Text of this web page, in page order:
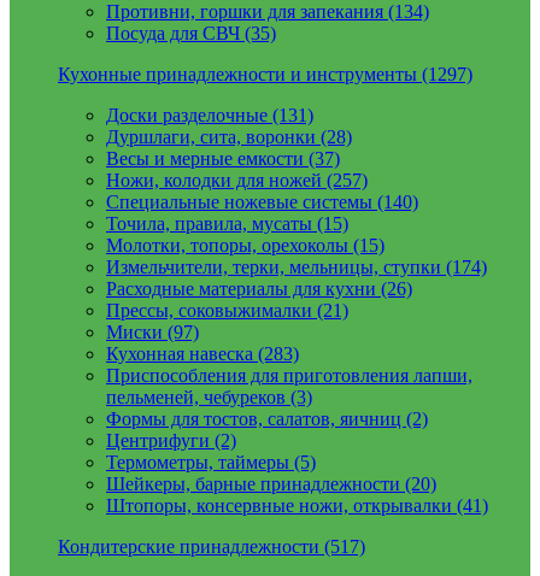
Противни, горшки для запекания (134)
Посуда для СВЧ (35)
Кухонные принадлежности и инструменты (1297)
Доски разделочные (131)
Дуршлаги, сита, воронки (28)
Весы и мерные емкости (37)
Ножи, колодки для ножей (257)
Специальные ножевые системы (140)
Точила, правила, мусаты (15)
Молотки, топоры, орехоколы (15)
Измельчители, терки, мельницы, ступки (174)
Расходные материалы для кухни (26)
Прессы, соковыжималки (21)
Миски (97)
Кухонная навеска (283)
Приспособления для приготовления лапши,
пельменей, чебуреков (3)
Формы для тостов, салатов, яичниц (2)
Центрифуги (2)
Термометры, таймеры (5)
Шейкеры, барные принадлежности (20)
Штопоры, консервные ножи, открывалки (41)
Кондитерские принадлежности (517)